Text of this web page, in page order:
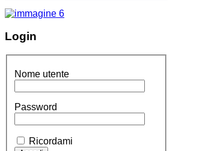
Login
Nome utente
Password
Ricordami